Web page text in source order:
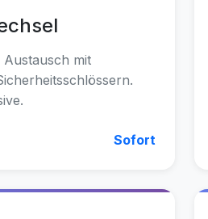
mit
Sofort